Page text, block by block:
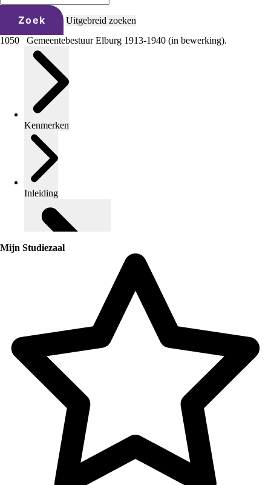
Zoek
Uitgebreid zoeken
1050 Gemeentebestuur Elburg 1913-1940 (in bewerking).
Kenmerken
Inleiding
Inventaris (voorlopige)
Mijn Studiezaal